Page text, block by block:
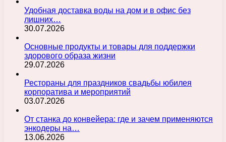
Удобная доставка воды на дом и в офис без
лишних…
30.07.2026
Основные продукты и товары для поддержки
здорового образа жизни
29.07.2026
Рестораны для праздников свадьбы юбилея
корпоратива и мероприятий
03.07.2026
От станка до конвейера: где и зачем применяются
энкодеры на…
13.06.2026